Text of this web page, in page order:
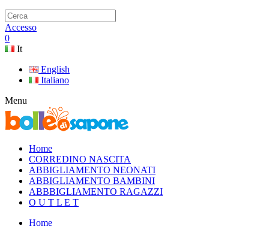
Accesso
0
It
English
Italiano
Menu
Home
CORREDINO NASCITA
ABBIGLIAMENTO NEONATI
ABBIGLIAMENTO BAMBINI
ABBBIGLIAMENTO RAGAZZI
O U T L E T
Home